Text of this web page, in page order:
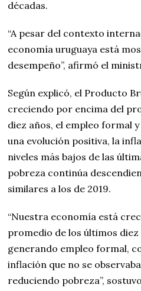
décadas.
“A pesar del contexto
economía uruguaya está
desempeño”, afirmó el
Según explicó, el Producto
creciendo por encima del
diez años, el empleo formal
una evolución positiva, la
niveles más bajos de las
pobreza continúa
similares a los de 2019.
“Nuestra economía está
promedio de los últimos diez
generando empleo formal,
inflación que no se
reduciendo pobreza”,